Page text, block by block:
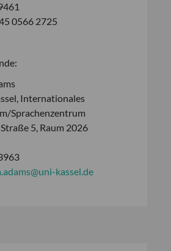
0566 2725
Internationales
Sprachenzentrum
5, Raum 2026
kassel.de